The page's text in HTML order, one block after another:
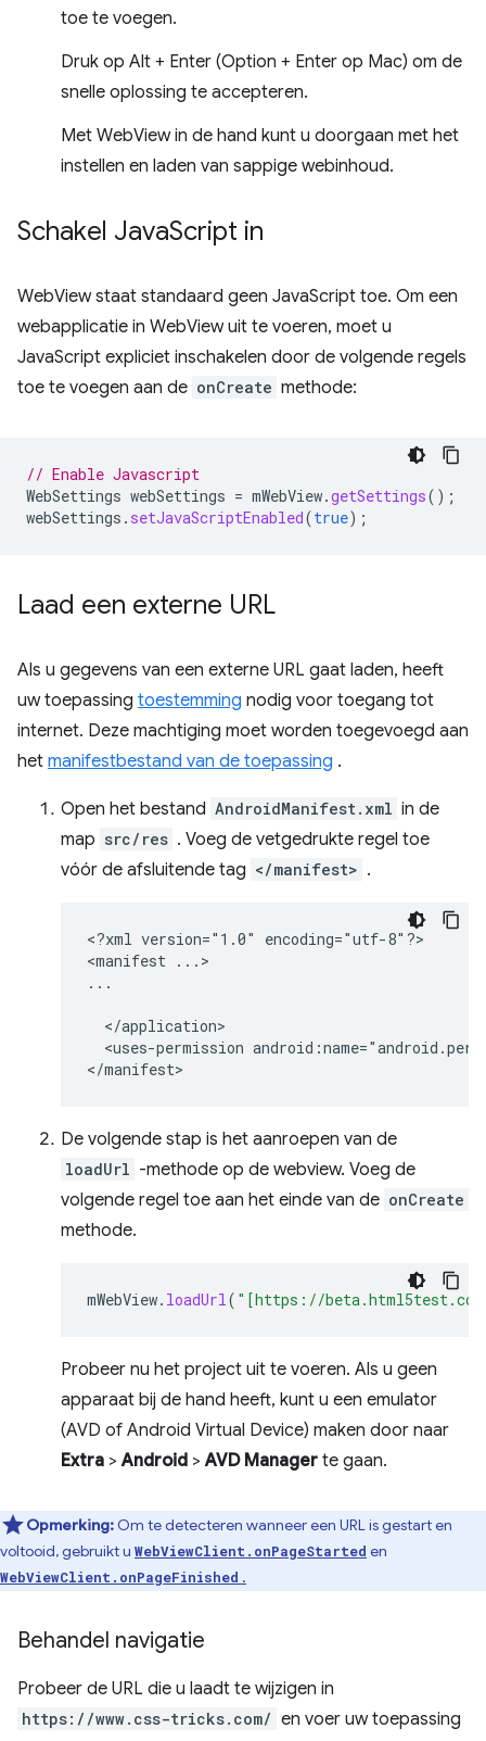
toe te voegen.
Druk op Alt + Enter (Option + Enter op Mac) om de
snelle oplossing te accepteren.
Met WebView in de hand kunt u doorgaan met het
instellen en laden van sappige webinhoud.
Schakel JavaScript in
WebView staat standaard geen JavaScript toe. Om een ​​
webapplicatie in WebView uit te voeren, moet u
JavaScript expliciet inschakelen door de volgende regels
toe te voegen aan de onCreate methode:
// Enable Javascript
WebSettings webSettings = mWebView.getSettings();
webSettings . setJavaScriptEnabled(true);
Laad een externe URL
Als u gegevens van een externe URL gaat laden, heeft
uw toepassing toestemming nodig voor toegang tot
internet. Deze machtiging moet worden toegevoegd aan
het manifestbestand van de toepassing .
Open het bestand AndroidManifest.xml in de
map src/res . Voeg de vetgedrukte regel toe
vóór de afsluitende tag </manifest> .
<?xml version="1.0"
encoding="utf-8"?>
<manifest ...>
<uses-permission
De volgende stap is het aanroepen van de
loadUrl -methode op de webview. Voeg de
volgende regel toe aan het einde van de onCreate
methode.
mWebView. loadUrl( "[https://
Probeer nu het project uit te voeren. Als u geen
apparaat bij de hand heeft, kunt u een emulator
(AVD of Android Virtual Device) maken door naar
Extra >Android >AVD Manager te gaan.
Opmerking: Om te detecteren wanneer een URL is gestart en
voltooid, gebruikt u WebViewClient.onPageStarted en
WebViewClient.onPageFinished .
Behandel navigatie
Probeer de URL die u laadt te wijzigen in
https://www.css-tricks.com/ en voer uw toepassing